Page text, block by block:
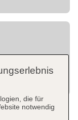
die für
notwendig